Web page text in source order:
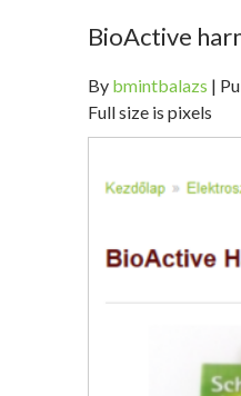
BioActive
By bmintbalazs |
Full size is pixels